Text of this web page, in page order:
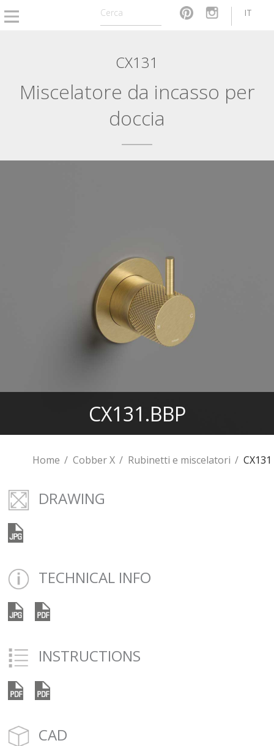
IT
CX131
Miscelatore da incasso per
doccia
CX131.BBP
Home Cobber X Rubinetti e miscelatori CX131
DRAWING
TECHNICAL INFO
INSTRUCTIONS
CAD